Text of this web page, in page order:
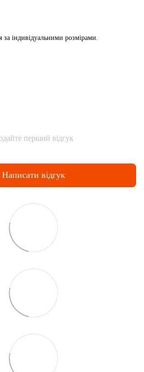
індивідуальними розмірами.
перший відгук
Написати відгук